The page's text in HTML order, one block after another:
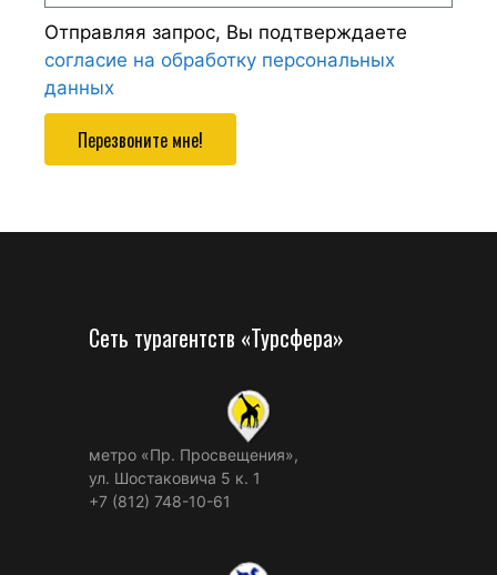
Отправляя запрос, Вы подтверждаете
согласие на обработку персональных
данных
Перезвоните мне!
Сеть турагентств «Турсфера»
метро «Пр. Просвещения»,
ул. Шостаковича 5 к. 1
+7 (812) 748-10-61